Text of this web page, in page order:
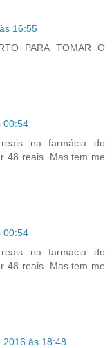
16:55
PARA TOMAR O
00:54
na farmácia do
48 reais. Mas tem me
00:54
na farmácia do
48 reais. Mas tem me
2016 às 18:48